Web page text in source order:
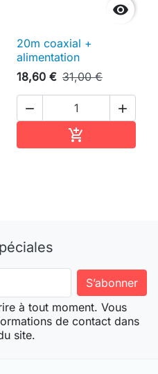

20m coaxial +
alimentation
18,60 € 31,00 €
 

à tout moment. Vous
de contact dans
site.